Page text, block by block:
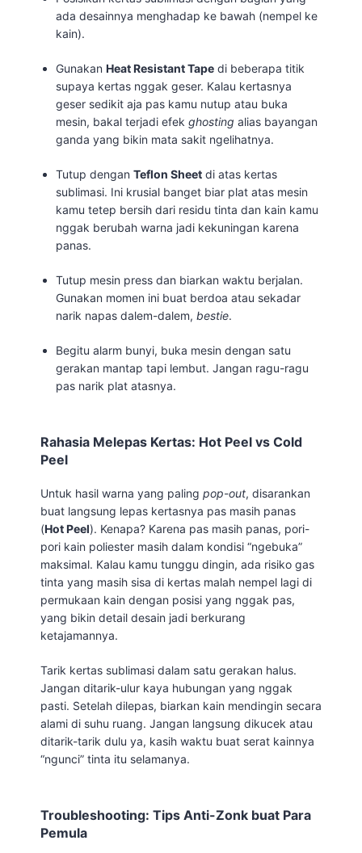
ada desainnya menghadap ke bawah (nempel ke
kain).
GunakanHeat Resistant Tape di beberapa titik
supaya kertas nggak geser. Kalau kertasnya
geser sedikit aja pas kamu nutup atau buka
mesin, bakal terjadi efekghosting alias bayangan
ganda yang bikin mata sakit ngelihatnya.
Tutup denganTeflon Sheet di atas kertas
sublimasi. Ini krusial banget biar plat atas mesin
kamu tetep bersih dari residu tinta dan kain kamu
nggak berubah warna jadi kekuningan karena
panas.
Tutup mesin press dan biarkan waktu berjalan.
Gunakan momen ini buat berdoa atau sekadar
narik napas dalem-dalem,bestie.
Begitu alarm bunyi, buka mesin dengan satu
gerakan mantap tapi lembut. Jangan ragu-ragu
pas narik plat atasnya.
Rahasia Melepas Kertas: Hot Peel vs Cold
Peel
Untuk hasil warna yang paling pop-out, disarankan
buat langsung lepas kertasnya pas masih panas
(Hot Peel). Kenapa? Karena pas masih panas, pori-
pori kain poliester masih dalam kondisi “ngebuka”
maksimal. Kalau kamu tunggu dingin, ada risiko gas
tinta yang masih sisa di kertas malah nempel lagi di
permukaan kain dengan posisi yang nggak pas,
yang bikin detail desain jadi berkurang
ketajamannya.
Tarik kertas sublimasi dalam satu gerakan halus.
Jangan ditarik-ulur kaya hubungan yang nggak
pasti. Setelah dilepas, biarkan kain mendingin secara
alami di suhu ruang. Jangan langsung dikucek atau
ditarik-tarik dulu ya, kasih waktu buat serat kainnya
“ngunci” tinta itu selamanya.
Troubleshooting: Tips Anti-Zonk buat Para
Pemula